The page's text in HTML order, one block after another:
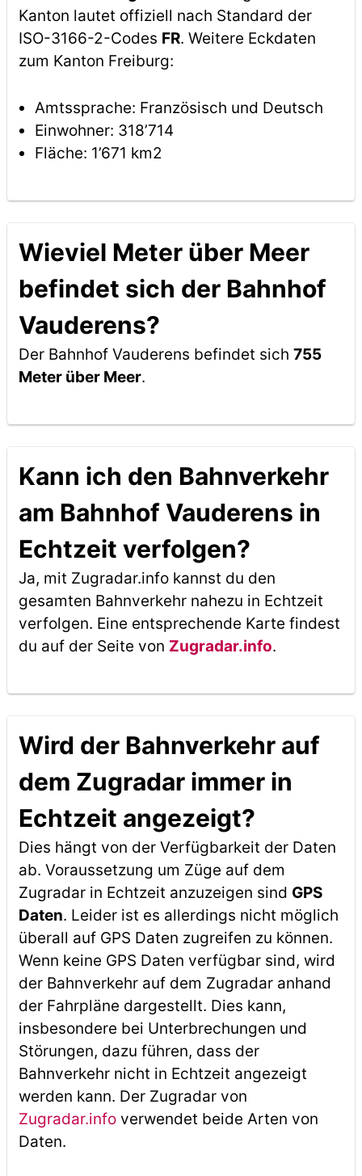
Kanton lautet offiziell nach Standard der
ISO-3166-2-Codes FR. Weitere Eckdaten
zum Kanton Freiburg:
Amtssprache: Französisch und Deutsch
Einwohner: 318’714
Fläche: 1’671 km2
Wieviel Meter über Meer
befindet sich der Bahnhof
Vauderens?
Der Bahnhof Vauderens befindet sich 755
Meter über Meer.
Kann ich den Bahnverkehr
am Bahnhof Vauderens in
Echtzeit verfolgen?
Ja, mit Zugradar.info kannst du den
gesamten Bahnverkehr nahezu in Echtzeit
verfolgen. Eine entsprechende Karte findest
du auf der Seite von Zugradar.info.
Wird der Bahnverkehr auf
dem Zugradar immer in
Echtzeit angezeigt?
Dies hängt von der Verfügbarkeit der Daten
ab. Voraussetzung um Züge auf dem
Zugradar in Echtzeit anzuzeigen sind GPS
Daten. Leider ist es allerdings nicht möglich
überall auf GPS Daten zugreifen zu können.
Wenn keine GPS Daten verfügbar sind, wird
der Bahnverkehr auf dem Zugradar anhand
der Fahrpläne dargestellt. Dies kann,
insbesondere bei Unterbrechungen und
Störungen, dazu führen, dass der
Bahnverkehr nicht in Echtzeit angezeigt
werden kann. Der Zugradar von
Zugradar.infoverwendet beide Arten von
Daten.